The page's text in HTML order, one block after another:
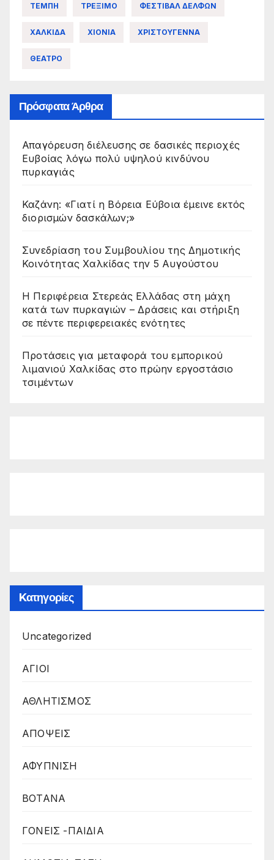
ΤΕΜΠΗ ΤΡΕΞΙΜΟ ΦΕΣΤΙΒΑΛ ΔΕΛΦΩΝ
ΧΑΛΚΙΔΑ ΧΙΟΝΙΑ ΧΡΙΣΤΟΥΓΕΝΝΑ
ΘΕΑΤΡΟ
Πρόσφατα Άρθρα
Απαγόρευση διέλευσης σε δασικές περιοχές
Ευβοίας λόγω πολύ υψηλού κινδύνου
πυρκαγιάς
Καζάνη: «Γιατί η Βόρεια Εύβοια έμεινε εκτός
διορισμών δασκάλων;»
Συνεδρίαση του Συμβουλίου της Δημοτικής
Κοινότητας Χαλκίδας την 5 Αυγούστου
Η Περιφέρεια Στερεάς Ελλάδας στη μάχη
κατά των πυρκαγιών – Δράσεις και στήριξη
σε πέντε περιφερειακές ενότητες
Προτάσεις για μεταφορά του εμπορικού
λιμανιού Χαλκίδας στο πρώην εργοστάσιο
τσιμέντων
Kατηγορίες
Uncategorized
ΑΓΙΟΙ
ΑΘΛΗΤΙΣΜΟΣ
ΑΠΟΨΕΙΣ
ΑΦΥΠΝΙΣΗ
ΒΟΤΑΝΑ
ΓΟΝΕΙΣ -ΠΑΙΔΙΑ